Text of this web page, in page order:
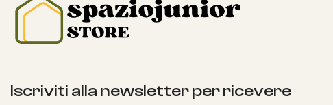
Iscriviti alla newsletter per ricevere